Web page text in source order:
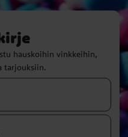
hauskoihin vinkkeihin,
tarjouksiin.